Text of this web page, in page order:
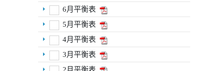
6月平衡表
5月平衡表
4月平衡表
3月平衡表